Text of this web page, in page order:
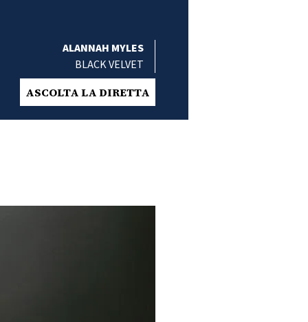
ALANNAH MYLES
BLACK VELVET
ASCOLTA LA DIRETTA